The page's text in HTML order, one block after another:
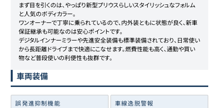
まず目を引くのは、やっぱり新型プリウスらしいスタイリッシュなフォルム
と人気のボディカラー。
ワンオーナーで丁寧に乗られているので、内外装ともに状態が良く、新車
保証継承も可能なのは安心ポイントです。
デジタルインナーミラーや先進安全装備も標準装備されており、日常使い
から長距離ドライブまで快適にこなせます。燃費性能も高く、通勤や買い
物など普段使いの利便性も抜群です。
車両装備
誤発進抑制機能 車線逸脱警報